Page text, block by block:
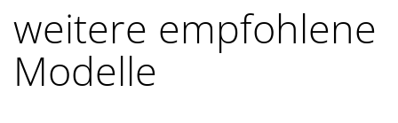
weitere empfohlene
Modelle